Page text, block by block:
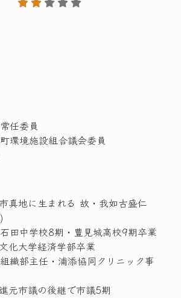
任委員
環境施設組合議会委員
真地に生まれる 故・我如古盛仁
田中学校8期・豊見城高校9期卒業
化大学経済学部卒業
織部主任・浦添協同クリニック事
元市議の後継で市議5期